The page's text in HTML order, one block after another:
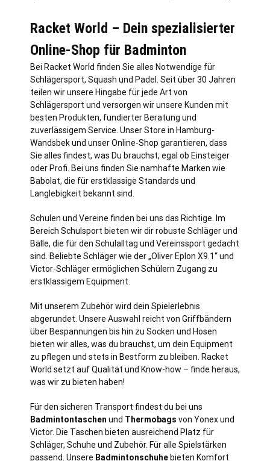
Racket World – Dein spezialisierter
Online-Shop für Badminton
Bei Racket World finden Sie alles Notwendige für
Schlägersport, Squash und Padel. Seit über 30 Jahren
teilen wir unsere Hingabe für jede Art von
Schlägersport und versorgen wir unsere Kunden mit
besten Produkten, fundierter Beratung und
zuverlässigem Service. Unser Store in Hamburg-
Wandsbek und unser Online-Shop garantieren, dass
Sie alles findest, was Du brauchst, egal ob Einsteiger
oder Profi. Bei uns finden Sie namhafte Marken wie
Babolat, die für erstklassige Standards und
Langlebigkeit bekannt sind.
Schulen und Vereine finden bei uns das Richtige. Im
Bereich Schulsport bieten wir dir robuste Schläger und
Bälle, die für den Schulalltag und Vereinssport gedacht
sind. Beliebte Schläger wie der „Oliver Eplon X9.1“ und
Victor-Schläger ermöglichen Schülern Zugang zu
erstklassigem Equipment.
Mit unserem Zubehör wird dein Spielerlebnis
abgerundet. Unsere Auswahl reicht von Griffbändern
über Bespannungen bis hin zu Socken und Hosen
bieten wir alles, was du brauchst, um dein Equipment
zu pflegen und stets in Bestform zu bleiben. Racket
World setzt auf Qualität und Know-how – finde heraus,
was wir zu bieten haben!
Für den sicheren Transport findest du bei uns
Badmintontaschen und Thermobags von Yonex und
Victor. Die Taschen bieten ausreichend Platz für
Schläger, Schuhe und Zubehör. Für alle Spielstärken
passend. Unsere Badmintonschuhe bieten Komfort